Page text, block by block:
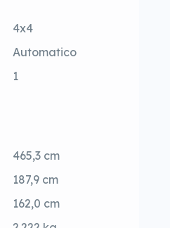
4x4
Automatico
1
465,3 cm
187,9 cm
162,0 cm